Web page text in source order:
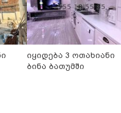
იყიდება 3 ოთახიანი
ბინა ბათუმში